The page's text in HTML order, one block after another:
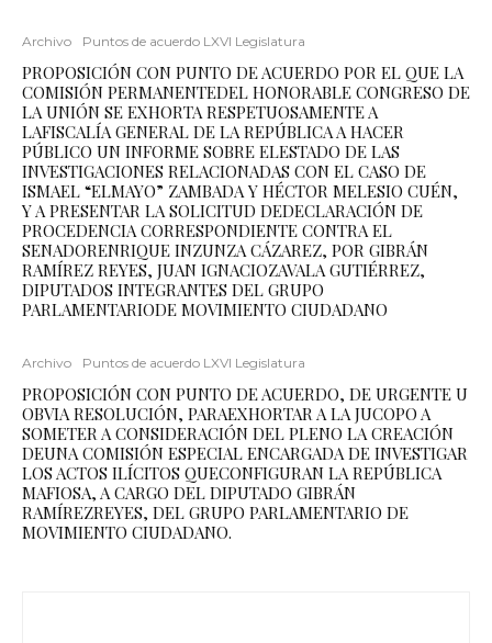
Archivo Puntos de acuerdo LXVI Legislatura
PROPOSICIÓN CON PUNTO DE ACUERDO POR EL QUE LA
COMISIÓN PERMANENTEDEL HONORABLE CONGRESO DE
LA UNIÓN SE EXHORTA RESPETUOSAMENTE A
LAFISCALÍA GENERAL DE LA REPÚBLICA A HACER
PÚBLICO UN INFORME SOBRE ELESTADO DE LAS
INVESTIGACIONES RELACIONADAS CON EL CASO DE
ISMAEL “ELMAYO” ZAMBADA Y HÉCTOR MELESIO CUÉN,
Y A PRESENTAR LA SOLICITUD DEDECLARACIÓN DE
PROCEDENCIA CORRESPONDIENTE CONTRA EL
SENADORENRIQUE INZUNZA CÁZAREZ, POR GIBRÁN
RAMÍREZ REYES, JUAN IGNACIOZAVALA GUTIÉRREZ,
DIPUTADOS INTEGRANTES DEL GRUPO
PARLAMENTARIODE MOVIMIENTO CIUDADANO
Archivo Puntos de acuerdo LXVI Legislatura
PROPOSICIÓN CON PUNTO DE ACUERDO, DE URGENTE U
OBVIA RESOLUCIÓN, PARAEXHORTAR A LA JUCOPO A
SOMETER A CONSIDERACIÓN DEL PLENO LA CREACIÓN
DEUNA COMISIÓN ESPECIAL ENCARGADA DE INVESTIGAR
LOS ACTOS ILÍCITOS QUECONFIGURAN LA REPÚBLICA
MAFIOSA, A CARGO DEL DIPUTADO GIBRÁN
RAMÍREZREYES, DEL GRUPO PARLAMENTARIO DE
MOVIMIENTO CIUDADANO.